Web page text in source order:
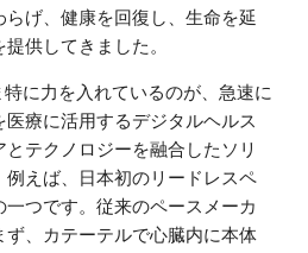
らげ、健康を回復し、生命を延
供してきました。
に力を入れているのが、急速に
療に活用するデジタルヘルス
テクノロジーを融合したソリ
例えば、日本初のリードレスペ
つです。従来のペースメーカ
、カテーテルで心臓内に本体